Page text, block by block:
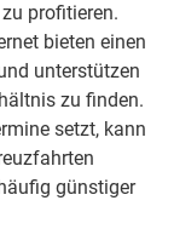
Unterhaltung
Das
Planung und
und
ermöglichen
profitieren.
bieten einen
unterstützen
zu finden.
setzt, kann
günstiger